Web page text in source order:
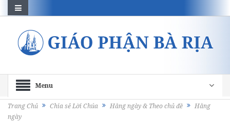
Menu
Trang Chủ Chia sẻ Lời Chúa Hằng ngày & Theo chủ đề
Hằng
ngày